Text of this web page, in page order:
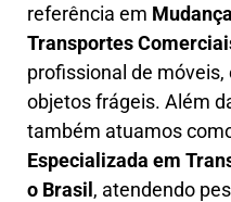
referência em
Transportes
profissional de
objetos frágeis. Além
também atuamos
Especializada em
o Brasil, atendendo